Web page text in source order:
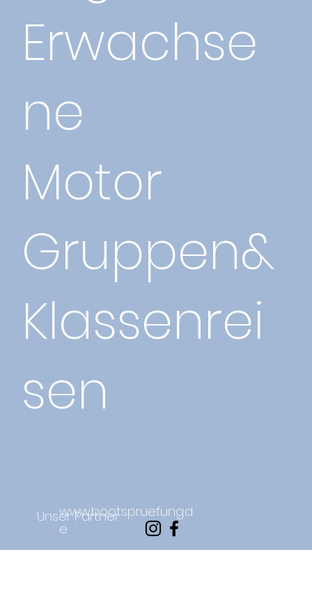
Erwachse
ne
Motor
Gruppen&
Klassenrei
sen
www.bootspruefung.d
e
Unser Partner